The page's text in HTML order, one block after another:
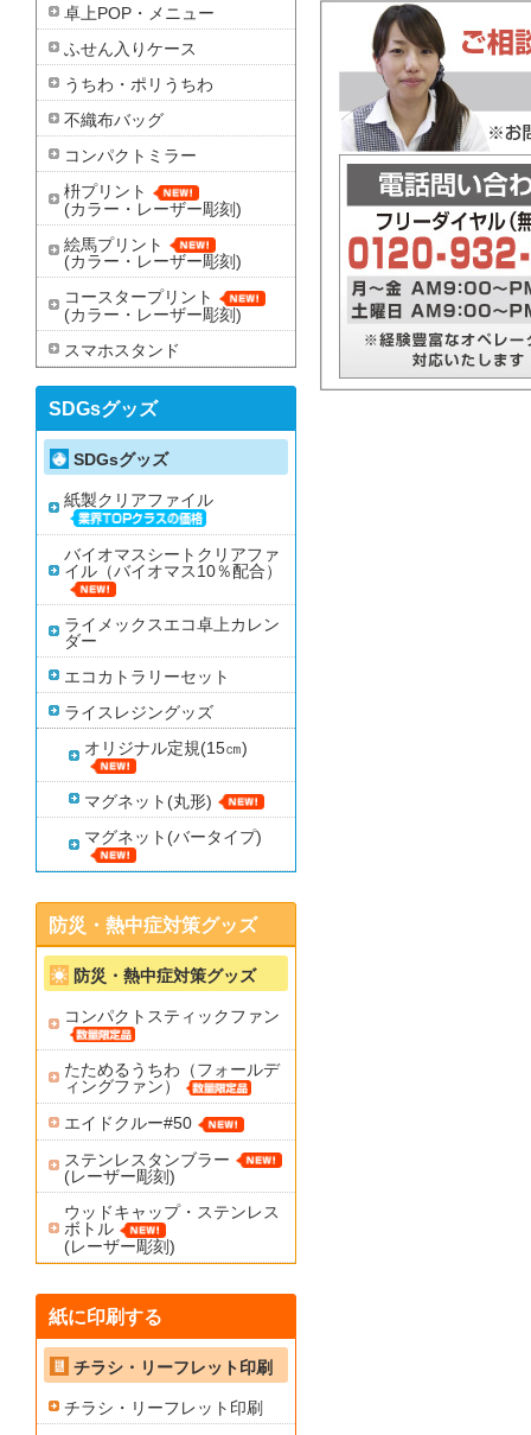
卓上POP・メニュー
ふせん入りケース
うちわ・ポリうちわ
不織布バッグ
コンパクトミラー
枡プリント
(カラー・レーザー彫刻)
絵馬プリント
(カラー・レーザー彫刻)
コースタープリント
(カラー・レーザー彫刻)
スマホスタンド
SDGsグッズ
SDGsグッズ
紙製クリアファイル
バイオマスシートクリアファ
イル（バイオマス10％配合）
ライメックスエコ卓上カレン
ダー
エコカトラリーセット
ライスレジングッズ
オリジナル定規(15㎝)
マグネット(丸形)
マグネット(バータイプ)
防災・熱中症対策グッズ
防災・熱中症対策グッズ
コンパクトスティックファン
たためるうちわ（フォールデ
ィングファン）
エイドクルー#50
ステンレスタンブラー
(レーザー彫刻)
ウッドキャップ・ステンレス
ボトル
(レーザー彫刻)
紙に印刷する
チラシ・リーフレット印刷
チラシ・リーフレット印刷